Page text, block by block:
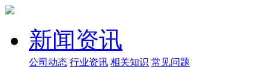
新闻资讯
公司动态 行业资讯 相关知识 常见问题